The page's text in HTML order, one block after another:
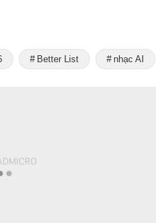
Better List nhạc AI